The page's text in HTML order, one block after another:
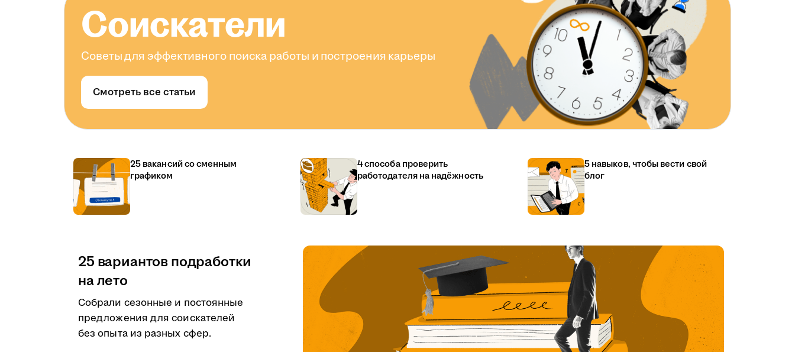
Соискатели
Советы для эффективного поиска работы и построения карьеры
Смотреть все статьи
25 вакансий со сменным
графиком
4 способа проверить
работодателя на надёжность
5 навыков, чтобы вести свой
блог
25 вариантов подработки
на лето
Собрали сезонные и постоянные
предложения для соискателей
без опыта из разных сфер.